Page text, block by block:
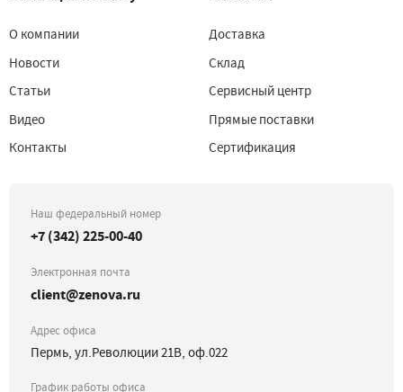
О компании
Новости
Статьи
Видео
Контакты
Доставка
Склад
Сервисный центр
Прямые поставки
Сертификация
Наш федеральный номер
+7 (342) 225-00-40
Электронная почта
client@zenova.ru
Адрес офиса
Пермь, ул.Революции 21В, оф.022
График работы офиса